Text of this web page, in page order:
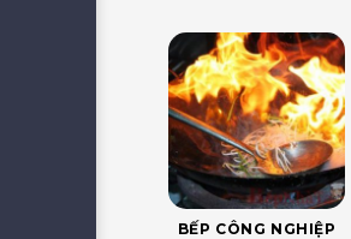
BẾP CÔNG NGHIỆP